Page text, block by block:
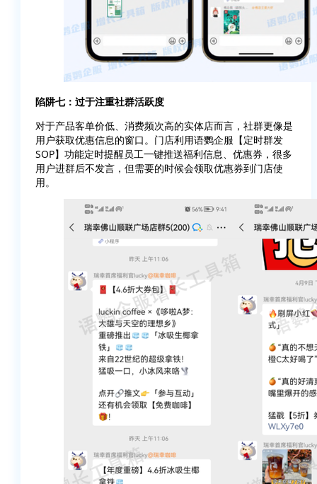
陷阱七：过于注重社群活跃度
对于产品客单价低、消费频次高的实体店而言，社群更像是
用户获取优惠信息的窗口。门店利用语鹦企服【定时群发
SOP】功能定时提醒员工一键推送福利信息、优惠券，很多
用户进群后不发言，但需要的时候会领取优惠券到门店使
用。